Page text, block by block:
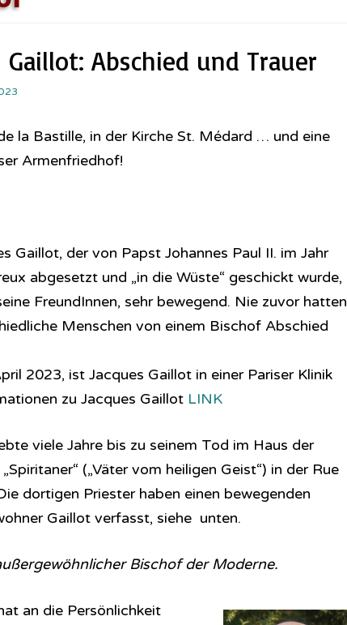
Gaillot: Abschied und Trauer
la Bastille, in der Kirche St. Médard … und eine
Armenfriedhof!
Gaillot, der von Papst Johannes Paul II. im Jahr
abgesetzt und „in die Wüste“ geschickt wurde,
FreundInnen, sehr bewegend. Nie zuvor hatten
Menschen von einem Bischof Abschied
2023, ist Jacques Gaillot in einer Pariser Klinik
zu Jacques Gaillot LINK
viele Jahre bis zu seinem Tod im Haus der
(„Väter vom heiligen Geist“) in der Rue
dortigen Priester haben einen bewegenden
Gaillot verfasst, siehe unten.
Bischof der Moderne.
an die Persönlichkeit